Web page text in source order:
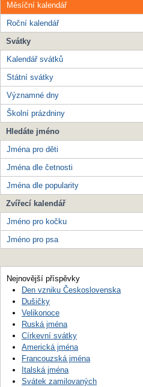
Měsíční kalendář
Roční kalendář
Svátky
Kalendář svátků
Státní svátky
Významné dny
Školní prázdniny
Hledáte jméno
Jména pro děti
Jména dle četnosti
Jména dle popularity
Zvířecí kalendář
Jméno pro kočku
Jméno pro psa
Nejnovější příspěvky
Den vzniku Československa
Dušičky
Velikonoce
Ruská jména
Církevní svátky
Americká jména
Francouzská jména
Italská jména
Svátek zamilovaných